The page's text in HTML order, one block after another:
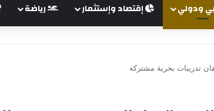
ودولي إقتصاد وإستثمار رياضة
تدريبات بحرية مشتركة